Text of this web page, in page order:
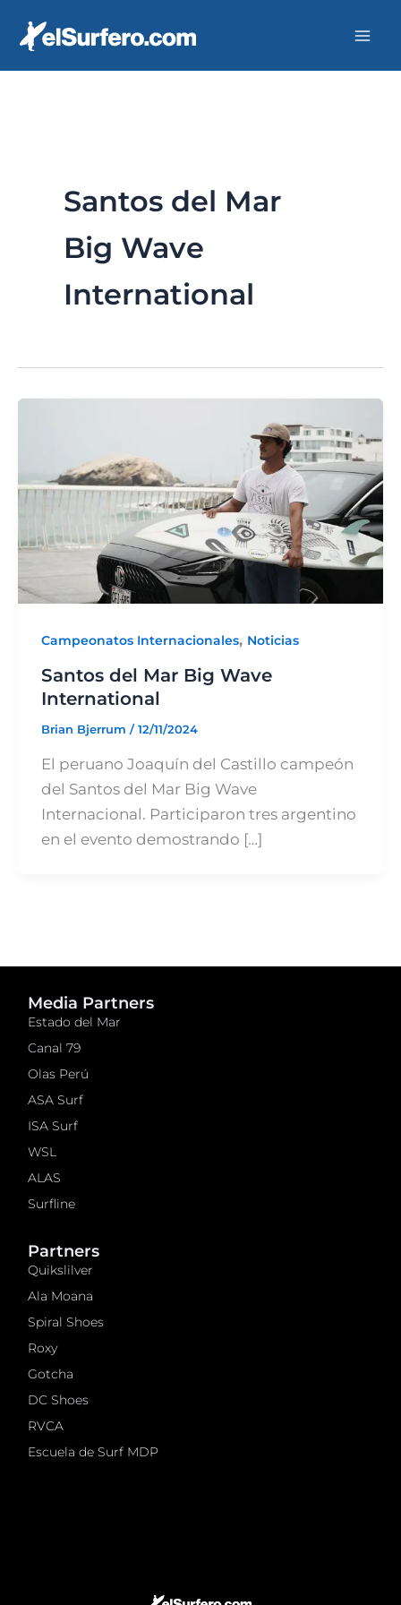
Santos del Mar
Big Wave
International
Campeonatos Internacionales, Noticias
Santos del Mar Big Wave
International
Brian Bjerrum /12/11/2024
El peruano Joaquín del Castillo campeón
del Santos del Mar Big Wave
Internacional. Participaron tres argentino
en el evento demostrando […]
Media Partners
Estado del Mar
Canal 79
Olas Perú
ASA Surf
ISA Surf
WSL
ALAS
Surfline
Partners
Quikslilver
Ala Moana
Spiral Shoes
Roxy
Gotcha
DC Shoes
RVCA
Escuela de Surf MDP